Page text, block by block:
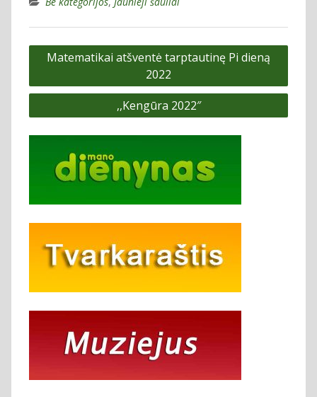
Navigacija
įrašų
Matematikai atšventė tarptautinę Pi dieną
2022
,,Kengūra 2022″